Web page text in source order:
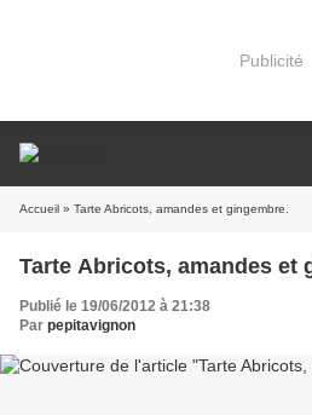
Publicité
Accueil » Tarte Abricots, amandes et gingembre.
Tarte Abricots, amandes et
Publié le 19/06/2012 à 21:38
Par pepitavignon